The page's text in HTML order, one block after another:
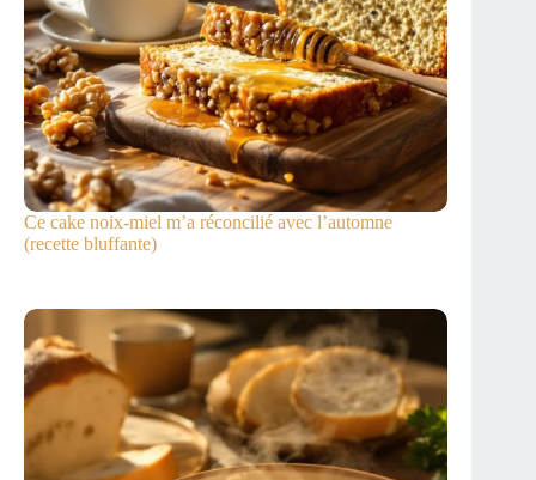
Ce cake noix-miel m’a réconcilié avec l’automne
(recette bluffante)